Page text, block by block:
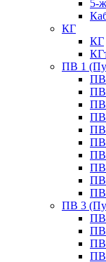
5-
КГ
КГ
ПВ 1
ПВ 3